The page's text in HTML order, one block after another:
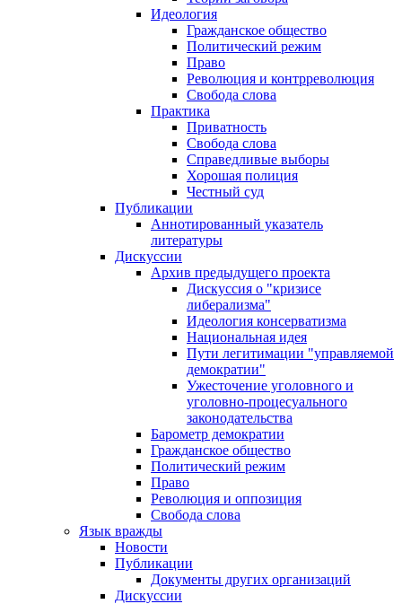
Идеология
Гражданское общество
Политический режим
Право
Революция и контрреволюция
Свобода слова
Практика
Приватность
Свобода слова
Справедливые выборы
Хорошая полиция
Честный суд
Публикации
Аннотированный указатель
литературы
Дискуссии
Архив предыдущего проекта
Дискуссия о "кризисе
либерализма"
Идеология консерватизма
Национальная идея
Пути легитимации "управляемой
демократии"
Ужесточение уголовного и
уголовно-процесуального
законодательства
Барометр демократии
Гражданское общество
Политический режим
Право
Революция и оппозиция
Свобода слова
Язык вражды
Новости
Публикации
Документы других организаций
Дискуссии